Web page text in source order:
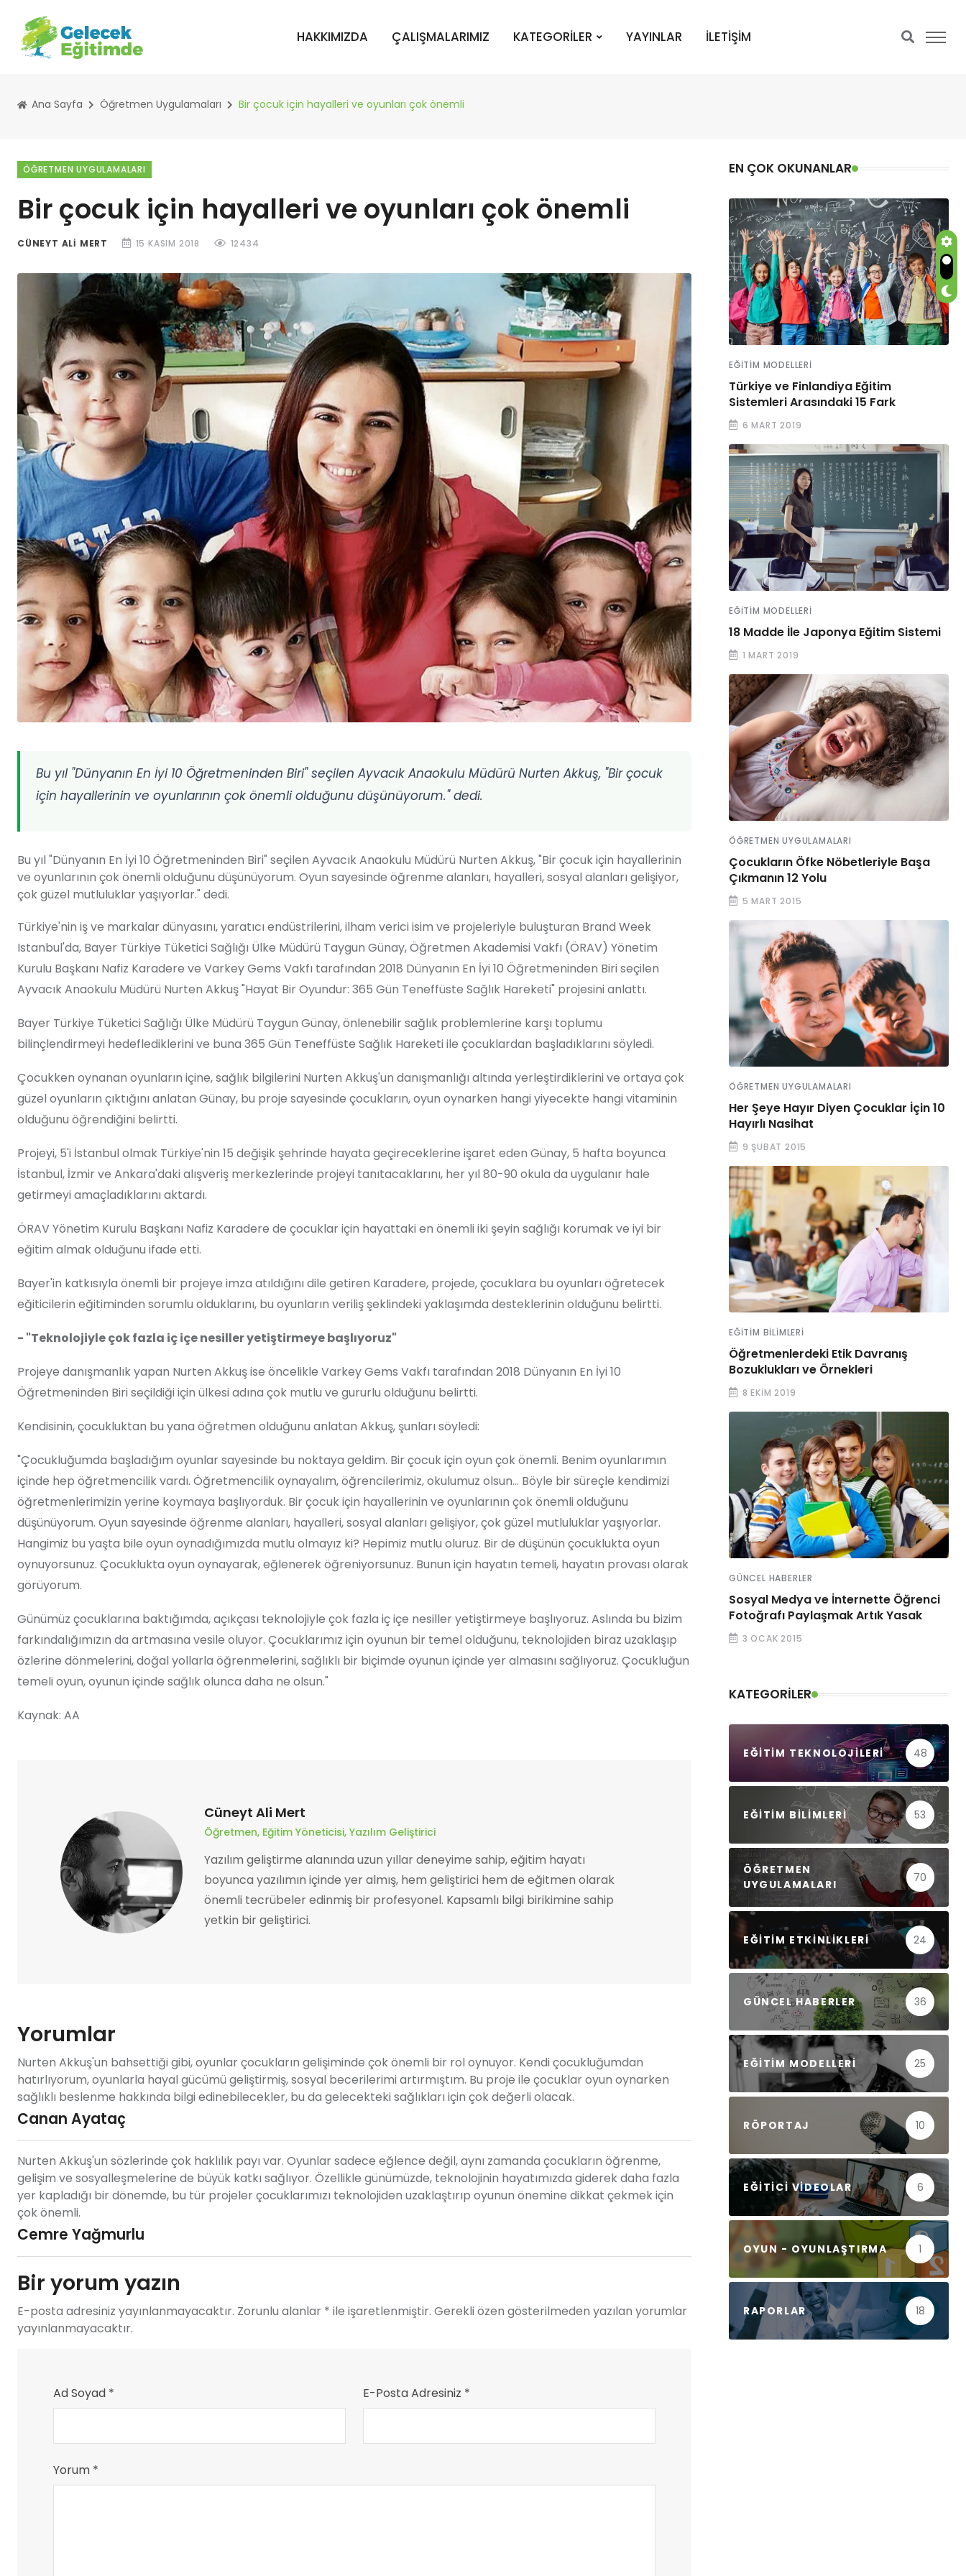
HAKKIMIZDA ÇALIŞMALARIMIZ KATEGORİLER YAYINLAR İLETİŞİM
Ana Sayfa Öğretmen Uygulamaları Bir çocuk için hayalleri ve oyunları çok önemli
ÖĞRETMEN UYGULAMALARI
Bir çocuk için hayalleri ve oyunları çok önemli
CÜNEYT ALI MERT 15 KASIM 2018 12434
Bu yıl "Dünyanın En İyi 10 Öğretmeninden Biri" seçilen Ayvacık Anaokulu Müdürü Nurten Akkuş, "Bir çocuk
için hayallerinin ve oyunlarının çok önemli olduğunu düşünüyorum." dedi.
Bu yıl "Dünyanın En İyi 10 Öğretmeninden Biri" seçilen Ayvacık Anaokulu Müdürü Nurten Akkuş, "Bir çocuk için hayallerinin
ve oyunlarının çok önemli olduğunu düşünüyorum. Oyun sayesinde öğrenme alanları, hayalleri, sosyal alanları gelişiyor,
çok güzel mutluluklar yaşıyorlar." dedi.
Türkiye'nin iş ve markalar dünyasını, yaratıcı endüstrilerini, ilham verici isim ve projeleriyle buluşturan Brand Week
Istanbul'da, Bayer Türkiye Tüketici Sağlığı Ülke Müdürü Taygun Günay, Öğretmen Akademisi Vakfı (ÖRAV) Yönetim
Kurulu Başkanı Nafiz Karadere ve Varkey Gems Vakfı tarafından 2018 Dünyanın En İyi 10 Öğretmeninden Biri seçilen
Ayvacık Anaokulu Müdürü Nurten Akkuş"Hayat Bir Oyundur: 365 Gün Teneffüste Sağlık Hareketi" projesini anlattı.
Bayer Türkiye Tüketici Sağlığı Ülke Müdürü Taygun Günay, önlenebilir sağlık problemlerine karşı toplumu
bilinçlendirmeyi hedeflediklerini ve buna 365 Gün Teneffüste Sağlık Hareketi ile çocuklardan başladıklarını söyledi.
Çocukken oynanan oyunların içine, sağlık bilgilerini Nurten Akkuş'un danışmanlığı altında yerleştirdiklerini ve ortaya çok
güzel oyunların çıktığını anlatan Günay, bu proje sayesinde çocukların, oyun oynarken hangi yiyecekte hangi vitaminin
olduğunu öğrendiğini belirtti.
Projeyi, 5'i İstanbul olmak Türkiye'nin 15 değişik şehrinde hayata geçireceklerine işaret eden Günay, 5 hafta boyunca
İstanbul, İzmir ve Ankara'daki alışveriş merkezlerinde projeyi tanıtacaklarını, her yıl 80-90 okula da uygulanır hale
getirmeyi amaçladıklarını aktardı.
ÖRAV Yönetim Kurulu Başkanı Nafiz Karadere de çocuklar için hayattaki en önemli iki şeyin sağlığı korumak ve iyi bir
eğitim almak olduğunu ifade etti.
Bayer'in katkısıyla önemli bir projeye imza atıldığını dile getiren Karadere, projede, çocuklara bu oyunları öğretecek
eğiticilerin eğitiminden sorumlu olduklarını, bu oyunların veriliş şeklindeki yaklaşımda desteklerinin olduğunu belirtti.
- "Teknolojiyle çok fazla iç içe nesiller yetiştirmeye başlıyoruz"
Projeye danışmanlık yapan Nurten Akkuşise öncelikle Varkey Gems Vakfı tarafından 2018 Dünyanın En İyi 10
Öğretmeninden Biri seçildiği için ülkesi adına çok mutlu ve gururlu olduğunu belirtti.
Kendisinin, çocukluktan bu yana öğretmen olduğunu anlatan Akkuş, şunları söyledi:
"Çocukluğumda başladığım oyunlar sayesinde bu noktaya geldim. Bir çocuk için oyun çok önemli. Benim oyunlarımın
içinde hep öğretmencilik vardı. Öğretmencilik oynayalım, öğrencilerimiz, okulumuz olsun... Böyle bir süreçle kendimizi
öğretmenlerimizin yerine koymaya başlıyorduk. Bir çocuk için hayallerinin ve oyunlarının çok önemli olduğunu
düşünüyorum. Oyun sayesinde öğrenme alanları, hayalleri, sosyal alanları gelişiyor, çok güzel mutluluklar yaşıyorlar.
Hangimiz bu yaşta bile oyun oynadığımızda mutlu olmayız ki? Hepimiz mutlu oluruz. Bir de düşünün çocuklukta oyun
oynuyorsunuz. Çocuklukta oyun oynayarak, eğlenerek öğreniyorsunuz. Bunun için hayatın temeli, hayatın provası olarak
görüyorum.
Günümüz çocuklarına baktığımda, açıkçası teknolojiyle çok fazla iç içe nesiller yetiştirmeye başlıyoruz. Aslında bu bizim
farkındalığımızın da artmasına vesile oluyor. Çocuklarımız için oyunun bir temel olduğunu, teknolojiden biraz uzaklaşıp
özlerine dönmelerini, doğal yollarla öğrenmelerini, sağlıklı bir biçimde oyunun içinde yer almasını sağlıyoruz. Çocukluğun
temeli oyun, oyunun içinde sağlık olunca daha ne olsun."
Kaynak: AA
Cüneyt Ali Mert
Öğretmen, Eğitim Yöneticisi, Yazılım Geliştirici
Yazılım geliştirme alanında uzun yıllar deneyime sahip, eğitim hayatı
boyunca yazılımın içinde yer almış, hem geliştirici hem de eğitmen olarak
önemli tecrübeler edinmiş bir profesyonel. Kapsamlı bilgi birikimine sahip
yetkin bir geliştirici.
Yorumlar
Nurten Akkuş'un bahsettiği gibi, oyunlar çocukların gelişiminde çok önemli bir rol oynuyor. Kendi çocukluğumdan
hatırlıyorum, oyunlarla hayal gücümü geliştirmiş, sosyal becerilerimi artırmıştım. Bu proje ile çocuklar oyun oynarken
sağlıklı beslenme hakkında bilgi edinebilecekler, bu da gelecekteki sağlıkları için çok değerli olacak.
Canan Ayataç
Nurten Akkuş'un sözlerinde çok haklılık payı var. Oyunlar sadece eğlence değil, aynı zamanda çocukların öğrenme,
gelişim ve sosyalleşmelerine de büyük katkı sağlıyor. Özellikle günümüzde, teknolojinin hayatımızda giderek daha fazla
yer kapladığı bir dönemde, bu tür projeler çocuklarımızı teknolojiden uzaklaştırıp oyunun önemine dikkat çekmek için
çok önemli.
Cemre Yağmurlu
Bir yorum yazın
E-posta adresiniz yayınlanmayacaktır. Zorunlu alanlar * ile işaretlenmiştir. Gerekli özen gösterilmeden yazılan yorumlar
yayınlanmayacaktır.
Ad Soyad * E-Posta Adresiniz *
Yorum *
EN ÇOK OKUNANLAR
EĞITIM MODELLERI
Türkiye ve Finlandiya Eğitim
Sistemleri Arasındaki 15 Fark
6 MART 2019
EĞITIM MODELLERI
18 Madde İle Japonya Eğitim Sistemi
1 MART 2019
ÖĞRETMEN UYGULAMALARI
Çocukların Öfke Nöbetleriyle Başa
Çıkmanın 12 Yolu
5 MART 2015
ÖĞRETMEN UYGULAMALARI
Her Şeye Hayır Diyen Çocuklar İçin 10
Hayırlı Nasihat
9 ŞUBAT 2015
EĞITIM BILIMLERI
Öğretmenlerdeki Etik Davranış
Bozuklukları ve Örnekleri
8 EKIM 2019
GÜNCEL HABERLER
Sosyal Medya ve İnternette Öğrenci
Fotoğrafı Paylaşmak Artık Yasak
3 OCAK 2015
KATEGORILER
EĞITIM TEKNOLOJILERI 48
EĞITIM BILIMLERI 53
ÖĞRETMEN
UYGULAMALARI
70
EĞITIM ETKINLIKLERI 24
GÜNCEL HABERLER 36
EĞITIM MODELLERI 25
RÖPORTAJ 10
EĞITICI VIDEOLAR 6
OYUN - OYUNLAŞTIRMA 1
RAPORLAR 18